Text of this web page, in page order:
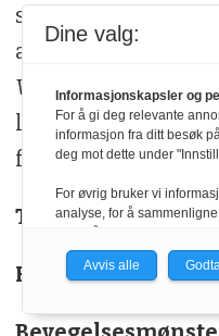
sluker. Vi har gått
annerledes-
Vibrax, som har en
ligger utpå en
forlokkende og
Type:Spinner
Fiskeområde:
Dine valg:
Informasjonskapsler og
For å gi deg relevante
informasjon fra ditt besøk
deg mot dette under
For øvrig bruker vi
analyse, for å
personvernerklæring.
du få relevante annonser
nettverket basert på
Avvis alle